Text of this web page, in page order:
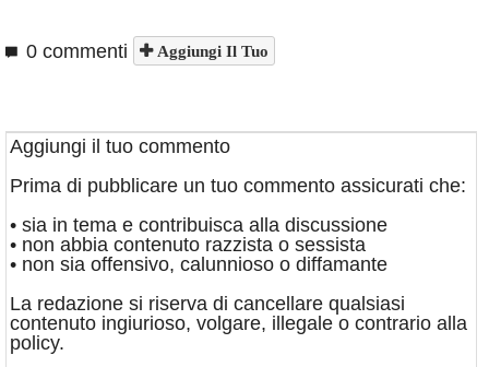
0 commenti Aggiungi Il Tuo
Aggiungi il tuo commento
Prima di pubblicare un tuo commento assicurati che:
• sia in tema e contribuisca alla discussione
• non abbia contenuto razzista o sessista
• non sia offensivo, calunnioso o diffamante
La redazione si riserva di cancellare qualsiasi
contenuto ingiurioso, volgare, illegale o contrario alla
policy.